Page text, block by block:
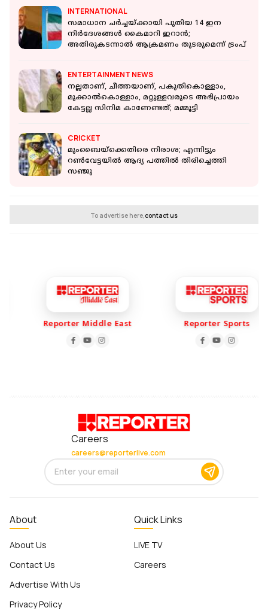
INTERNATIONAL
സമാധാന ചർച്ചയ്ക്കായി പുതിയ 14 ഇന
നിർദേശങ്ങൾ കൈമാറി ഇറാൻ;
അതിരുകടന്നാൽ ആക്രമണം തുടരുമെന്ന് ട്രംപ്
ENTERTAINMENT NEWS
നല്ലതാണ്, ചീത്തയാണ്, പകുതികൊള്ളാം,
മുക്കാൽകൊള്ളാം, മറ്റുള്ളവരുടെ അഭിപ്രായം
കേട്ടല്ല സിനിമ കാണേണ്ടത്; മമ്മൂട്ടി
CRICKET
മുംബൈയ്ക്കെതിരെ നിരാശ; എന്നിട്ടും
റൺവേട്ടയിൽ ആദ്യ പത്തിൽ തിരിച്ചെത്തി
സഞ്ജു
To advertise here,contact us
Reporter Middle East Reporter Sports
Careers
careers@reporterlive.com
About
About Us
Contact Us
Advertise With Us
Privacy Policy
Quick Links
LIVE TV
Careers